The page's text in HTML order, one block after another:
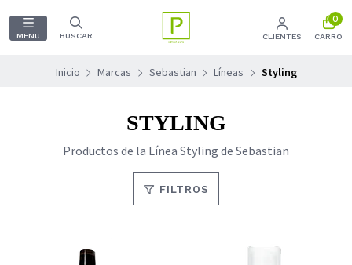
MENU BUSCAR CLIENTES
0
CARRO
Inicio Marcas Sebastian Líneas Styling
STYLING
Productos de la Línea Styling de Sebastian
FILTROS